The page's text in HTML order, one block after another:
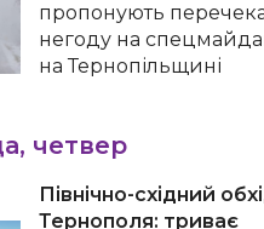
пропонують
негоду на
на Тернопільщині
четвер
Північно-східний
Тернополя: триває